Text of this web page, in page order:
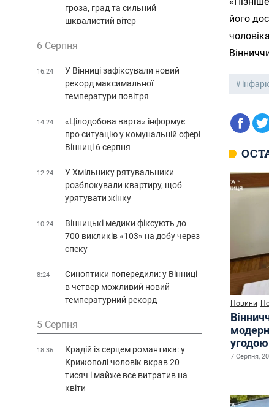
його
Новини
7 Серпня,
гроза, град та сильний
шквалистий вітер
6 Серпня
16:24
У Вінниці зафіксували новий
рекорд максимальної
температури повітря
14:24
«Цілодобова варта» інформує
про ситуацію у комунальній сфері
Вінниці 6 серпня
12:24
У Хмільнику рятувальники
розблокували квартиру, щоб
урятувати жінку
10:24
Вінницькі медики фіксують до
700 викликів «103» на добу через
спеку
8:24
Синоптики попередили: у Вінниці
в четвер можливий новий
температурний рекорд
5 Серпня
18:36
Крадій із серцем романтика: у
Крижополі чоловік вкрав 20
тисяч і майже все витратив на
квіти